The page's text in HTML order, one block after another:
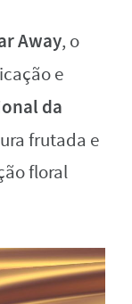
Away, o
e
da
frutada e
floral